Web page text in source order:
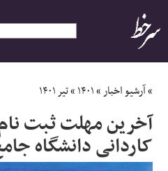
ایران
سیاسی
اقتصاد
»آرشیو اخبار»۱۴۰۱»تیر ۱۴۰۱
آخرین مهلت ثبت
کاردانی دانشگاه